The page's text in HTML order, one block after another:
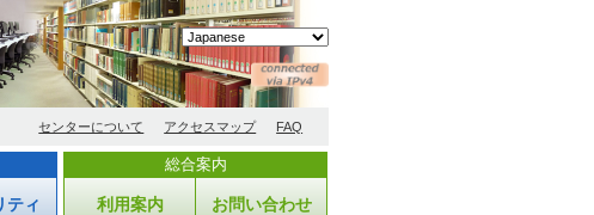
センターについて アクセスマップ FAQ
ティ
総合案内
利用案内 お問い合わせ